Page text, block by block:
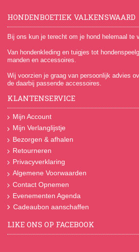
HONDENBOETIEK VALKENSWAARD
Bij ons kun je terecht om je hond helemaal te
Van hondenkleding en tuigjes tot
manden en accessoires.
Wij voorzien je graag van persoonlijk advies
de daarbij passende accessoires.
KLANTENSERVICE
Mijn Account
Mijn Verlanglijstje
Bezorgen & afhalen
Retourneren
Privacyverklaring
Algemene Voorwaarden
Contact Opnemen
Evenementen Agenda
Cadeaubon aanschaffen
LIKE ONS OP FACEBOOK